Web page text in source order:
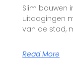
Slim bouwen
uitdagingen
van de stad,
Read More